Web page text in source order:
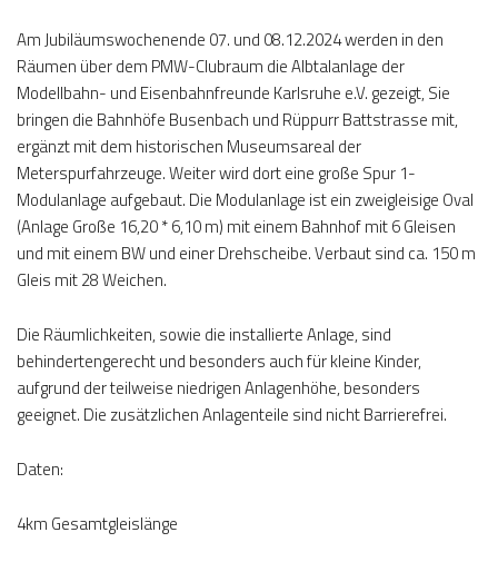
Am Jubiläumswochenende 07. und 08.12.2024 werden in den
Räumen über dem PMW-Clubraum die Albtalanlage der
Modellbahn- und Eisenbahnfreunde Karlsruhe e.V. gezeigt, Sie
bringen die Bahnhöfe Busenbach und Rüppurr Battstrasse mit,
ergänzt mit dem historischen Museumsareal der
Meterspurfahrzeuge. Weiter wird dort eine große Spur 1-
Modulanlage aufgebaut. Die Modulanlage ist ein zweigleisige Oval
(Anlage Große 16,20 * 6,10 m) mit einem Bahnhof mit 6 Gleisen
und mit einem BW und einer Drehscheibe. Verbaut sind ca. 150 m
Gleis mit 28 Weichen.
Die Räumlichkeiten, sowie die installierte Anlage, sind
behindertengerecht und besonders auch für kleine Kinder,
aufgrund der teilweise niedrigen Anlagenhöhe, besonders
geeignet. Die zusätzlichen Anlagenteile sind nicht Barrierefrei.
Daten:
4km Gesamtgleislänge